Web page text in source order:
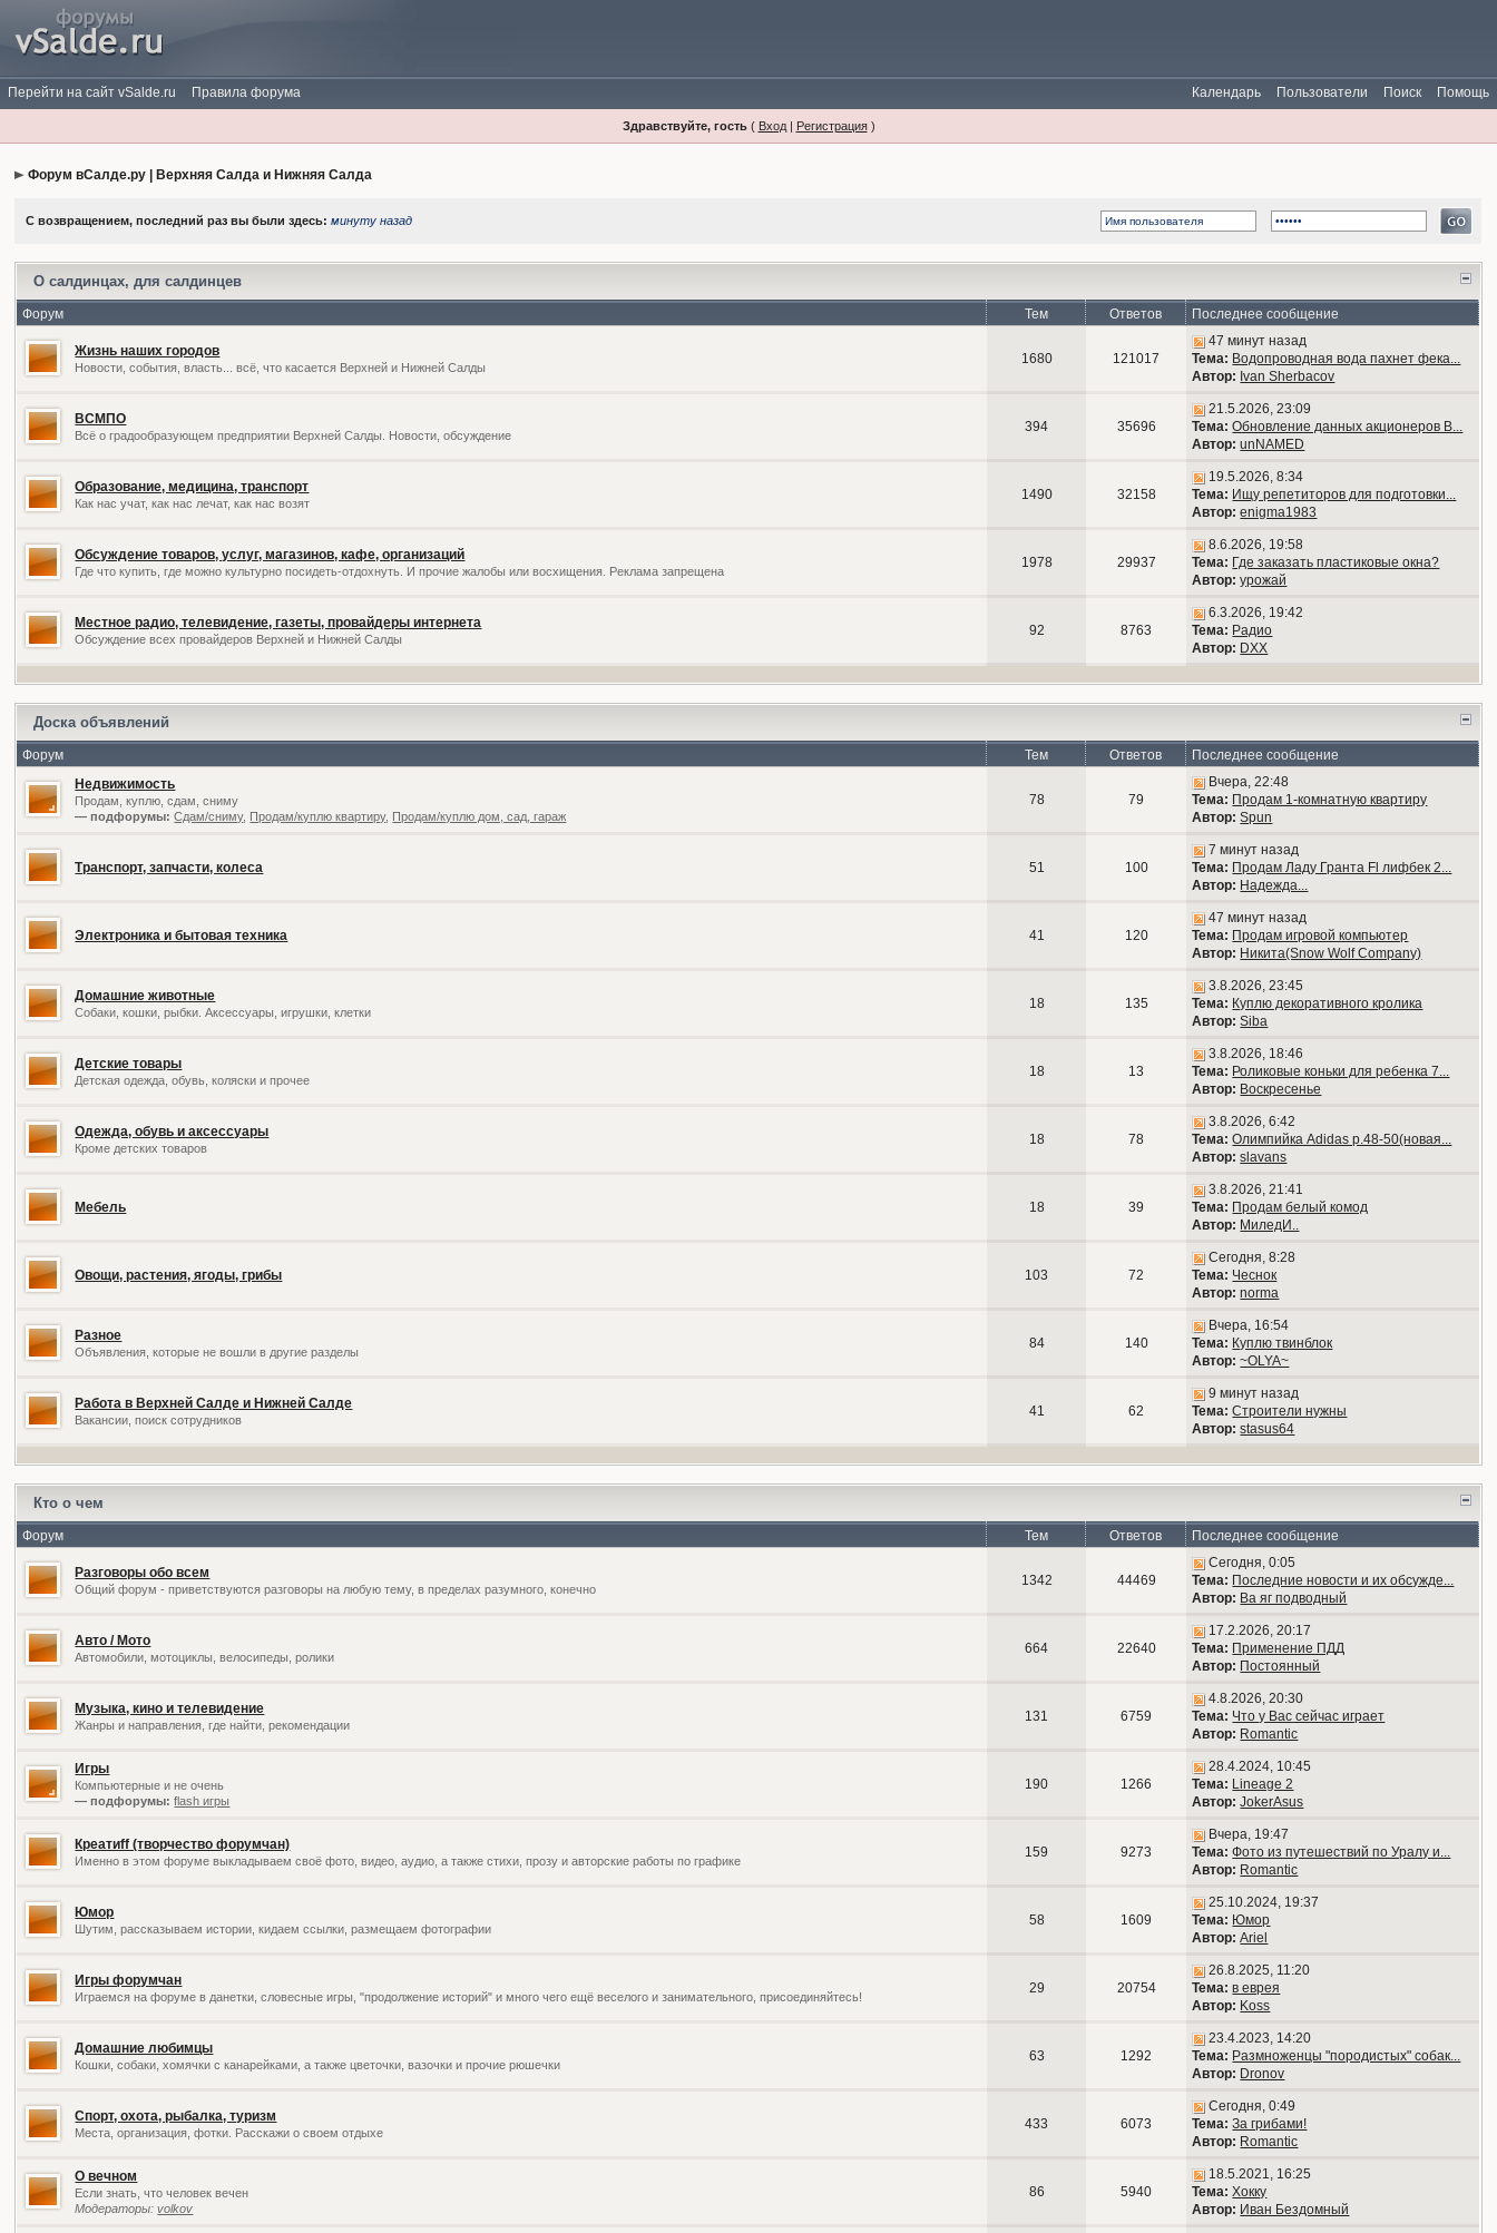
Перейти на сайт vSalde.ru Правила форума Помощь
Поиск
Пользователи
Календарь
Здравствуйте, гость( Вход| Регистрация)
Форум вСалде.ру | Верхняя Салда и Нижняя Салда
С возвращением, последний раз вы были здесь:минуту назад
О салдинцах, для салдинцев
Форум Тем Ответов Последнее сообщение
Жизнь наших городов
Новости, события, власть... всё, что касается Верхней и Нижней Салды
1680 121017
47 минут назад
Тема: Водопроводная вода пахнет фека...
Автор: Ivan Sherbacov
ВСМПО
Всё о градообразующем предприятии Верхней Салды. Новости, обсуждение
394 35696
21.5.2026, 23:09
Тема: Обновление данных акционеров В...
Автор: unNAMED
Образование, медицина, транспорт
Как нас учат, как нас лечат, как нас возят
1490 32158
19.5.2026, 8:34
Тема: Ищу репетиторов для подготовки...
Автор: enigma1983
Обсуждение товаров, услуг, магазинов, кафе, организаций
Где что купить, где можно культурно посидеть-отдохнуть. И прочие жалобы или восхищения. Реклама запрещена
1978 29937
8.6.2026, 19:58
Тема: Где заказать пластиковые окна?
Автор: урожай
Местное радио, телевидение, газеты, провайдеры интернета
Обсуждение всех провайдеров Верхней и Нижней Салды
92 8763
6.3.2026, 19:42
Тема: Радио
Автор: DXX
Доска объявлений
Форум Тем Ответов
Последнее сообщение
Недвижимость
Продам, куплю, сдам, сниму
— подфорумы: Сдам/сниму, Продам/куплю квартиру, Продам/куплю дом, сад, гараж
78 79
Вчера, 22:48
Тема: Продам 1-комнатную квартиру
Автор: Spun
Транспорт, запчасти, колеса 51 100
7 минут назад
Тема: Продам Ладу Гранта Fl лифбек 2...
Автор: Надежда...
Электроника и бытовая техника 41 120
47 минут назад
Тема: Продам игровой компьютер
Автор: Никита(Snow Wolf Company)
Домашние животные
Собаки, кошки, рыбки. Аксессуары, игрушки, клетки
18 135
3.8.2026, 23:45
Тема: Куплю декоративного кролика
Автор: Siba
Детские товары
Детская одежда, обувь, коляски и прочее
18 13
3.8.2026, 18:46
Тема: Роликовые коньки для ребенка 7...
Автор: Воскресенье
Одежда, обувь и аксессуары
Кроме детских товаров
18 78
3.8.2026, 6:42
Тема: Олимпийка Adidas р.48-50(новая...
Автор: slavans
Мебель 18 39
3.8.2026, 21:41
Тема: Продам белый комод
Автор: МиледИ..
Овощи, растения, ягоды, грибы 103 72
Сегодня, 8:28
Тема: Чеснок
Автор: norma
Разное
Объявления, которые не вошли в другие разделы
84 140
Вчера, 16:54
Тема: Куплю твинблок
Автор: ~OLYA~
Работа в Верхней Салде и Нижней Салде
Вакансии, поиск сотрудников
41 62
9 минут назад
Тема: Строители нужны
Автор: stasus64
Кто о чем
Форум Тем Ответов Последнее сообщение
Разговоры обо всем
Общий форум - приветствуются разговоры на любую тему, в пределах разумного, конечно
1342 44469
Сегодня, 0:05
Тема: Последние новости и их обсужде...
Автор: Ва яг подводный
Авто / Мото
Автомобили, мотоциклы, велосипеды, ролики
664 22640
17.2.2026, 20:17
Тема: Применение ПДД
Автор: Постоянный
Музыка, кино и телевидение
Жанры и направления, где найти, рекомендации
131 6759
4.8.2026, 20:30
Тема: Что у Вас сейчас играет
Автор: Romantic
Игры
Компьютерные и не очень
— подфорумы: flash игры
190 1266
28.4.2024, 10:45
Тема: Lineage 2
Автор: JokerAsus
Креатиff (творчество форумчан)
Именно в этом форуме выкладываем своё фото, видео, аудио, а также стихи, прозу и авторские работы по графике
159 9273
Вчера, 19:47
Тема: Фото из путешествий по Уралу и...
Автор: Romantic
Юмор
Шутим, рассказываем истории, кидаем ссылки, размещаем фотографии
58 1609
25.10.2024, 19:37
Тема: Юмор
Автор: Ariel
Игры форумчан
Играемся на форуме в данетки, словесные игры, "продолжение историй" и много чего ещё веселого и занимательного, присоединяйтесь!
29 20754
26.8.2025, 11:20
Тема: в еврея
Автор: Koss
Домашние любимцы
Кошки, собаки, хомячки с канарейками, а также цветочки, вазочки и прочие рюшечки
63 1292
23.4.2023, 14:20
Тема: Размноженцы "породистых" собак...
Автор: Dronov
Спорт, охота, рыбалка, туризм
Места, организация, фотки. Расскажи о своем отдыхе
433 6073
Сегодня, 0:49
Тема: За грибами!
Автор: Romantic
О вечном
Если знать, что человек вечен
Модераторы:volkov
86 5940
18.5.2021, 16:25
Тема: Хокку
Автор: Иван Бездомный